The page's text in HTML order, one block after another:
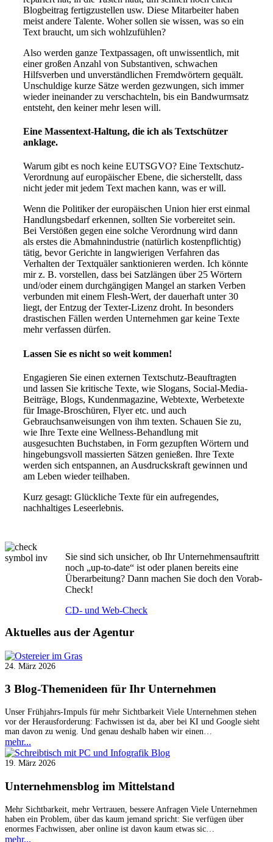
Blogbeitrag fertigzustellen usw. Diese Mitarbeiter haben
meist andere Talente. Woher sollen sie wissen, was so ein
Text braucht, um sich wohlzufühlen?
Also werden ganze Textpassagen, oft unwissentlich, mit
einer großen Anzahl von Substantiven, schwachen
Hilfsverben und unverständlichen Fremdwörtern gequält.
Unschuldige kurze Sätze werden gezwungen, sich immer
wieder ineinander zu verschachteln, bis ein Bandwurmsatz
entsteht, den keiner mehr lesen will.
Eine Massentext-Haltung, die ich als Textschützer
anklage.
Warum gibt es noch keine EUTSGVO? Eine Textschutz-
Verordnung auf europäischer Ebene, die sicherstellt, dass
nicht jeder mit jedem Text machen kann, was er will.
Wenn die Politiker der europäischen Union hier erst einmal
Handlungsbedarf erkennen, sollten Sie vorbereitet sein.
Bei Verstößen gegen eine solche Verordnung wird dann
als erstes die Abmahnindustrie (natürlich kostenpflichtig)
tätig, bevor Gerichte in langwierigen Verfahren das
Verhalten der Textquäler sanktionieren werden. Ich könnte
mir z. B. vorstellen, dass bei Satzlängen über 25 Wörtern
und/oder einem durchgängigen Mangel an starken Verben
verbunden mit einem Flesh-Wert, der dauerhaft unter 30
liegt, der Entzug der Texter-Lizenz droht. In besonders
drastischen Fällen werden Unternehmen gar keine Texte
mehr verfassen dürfen.
Lassen Sie es nicht so weit kommen!
Engagieren Sie einen externen Textschutz-Beauftragten
und lassen Sie kritische Texte, wie Slogans, Social-Media-
Beiträge, Blogs, Kundenmagazine, Webtexte, Werbetexte
für Image-Broschüren, Flyer etc. und auch
Gebrauchsanweisungen von ihm texten. Schauen Sie zu,
wie Ihre Texte eine Wellness-Behandlung mit
ausgesuchten Buchstaben, in Form gezupften Wörtern und
hingebungsvoll massierten Sätzen genießen. Ihre Texte
werden sich entspannen, an Ausdruckskraft gewinnen und
am Leben wieder teilhaben.
Kurz gesagt: Glückliche Texte für ein aufregendes,
nachhaltiges Leseerlebnis.
Sie sind sich unsicher, ob Ihr Unternehmensauftritt
noch „up-to-date“ ist oder planen bereits eine
Überarbeitung? Dann machen Sie doch den Vorab-
Check!
CD- und Web-Check
Aktuelles aus der Agentur
24. März 2026
3 Blog-Themenideen für Ihr Unternehmen
Unser Frühjahrs-Impuls für mehr Sichtbarkeit Viele Unternehmen stehen
vor der Herausforderung: Fachwissen ist da, aber bei KI und Google sieht
man davon zu wenig. Und genau deshalb haben wir einen…
mehr...
19. März 2026
Unternehmensblog im Mittelstand
Mehr Sichtbarkeit, mehr Vertrauen, bessere Anfragen Viele Unternehmen
haben ein Problem, über das kaum jemand spricht: Sie verfügen über
enormes Fachwissen, aber online ist davon kaum etwas sic…
mehr...